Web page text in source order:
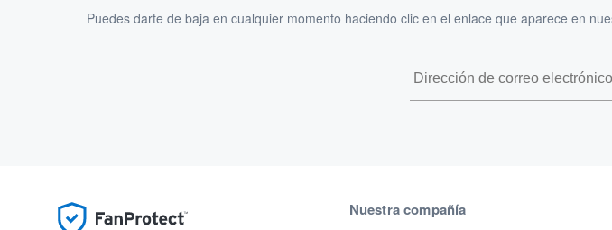
Puedes darte de baja en cualquier momento haciendo clic en el enlace que aparece en
Nuestra compañía